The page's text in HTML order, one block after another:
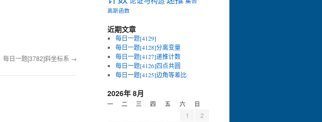
每日一题[3782]斜坐标系 →
高斯函数
近期文章
每日一题[4129]
每日一题[4128]分离变量
每日一题[4127]递推计数
每日一题[4126]四点共圆
每日一题[4125]边角等差比
2026年 8月
一 二 三 四 五 六 日
1
2